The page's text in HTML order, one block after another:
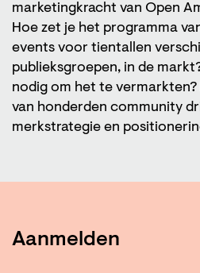
marketingkracht van Open
Hoe zet je het programma
events voor tientallen
publieksgroepen, in de
nodig om het te vermarkten?
van honderden community
merkstrategie en
Aanmelden